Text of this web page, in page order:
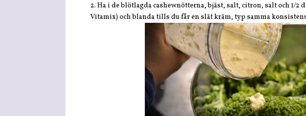
2. Ha i de blötlagda cashewnötterna, bjäst, salt, citron, salt och 1/2
Vitamix) och blanda tills du får en slät kräm, typ samma